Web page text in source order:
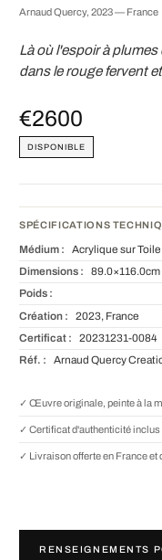
Arnaud Quercy, 2023 — France
Là où l'espoir à
dans le rouge fervent
€2600
DISPONIBLE
SPÉCIFICATIONS
Médium : Acrylique sur Toile
Dimensions : 89.0×116.0cm
Poids :
Création : 2023, France
Certificat : 20231231-0084
Réf. : Arnaud Quercy
✓ Œuvre originale, peinte à la
✓ Certificat d'authenticité inclus
✓ Livraison offerte en France et
RENSEIGNEMENTS